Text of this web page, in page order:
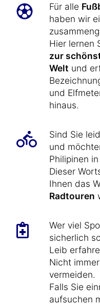
Für alle
haben wir
Hier lernen
zur
Welt und
und
hinaus.
Sind Sie
und
Philipinen
Dieser
Ihnen das
Radtouren
Wer viel
sicherlich
Leib
Nicht
vermeiden.
Falls Sie
aufsuchen